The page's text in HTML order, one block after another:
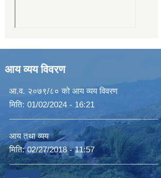
आय व्यय विवरण
आ.व. २०७९/८० को आय व्यय विवरण
मिति: 01/02/2024 - 16:21
आय तथा व्यय
मिति:02/27/2018 - 11:57